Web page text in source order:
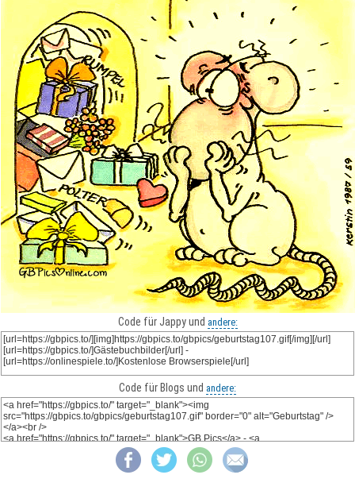
Code für Jappy und andere:
Code für Blogs und andere: